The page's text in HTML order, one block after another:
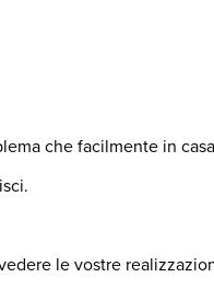
che facilmente in
le vostre